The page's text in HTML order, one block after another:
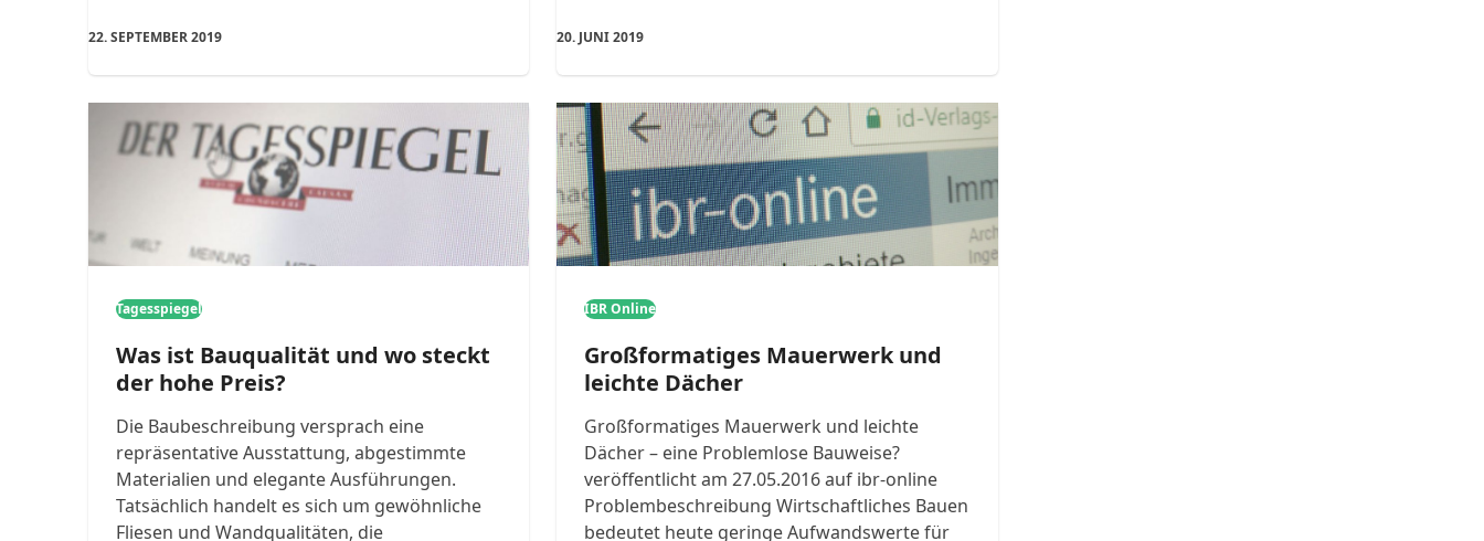
22. SEPTEMBER 2019 20. JUNI 2019
Tagesspiegel
Was ist Bauqualität und wo steckt
der hohe Preis?
Die Baubeschreibung versprach eine
repräsentative Ausstattung, abgestimmte
Materialien und elegante Ausführungen.
Tatsächlich handelt es sich um gewöhnliche
Fliesen und Wandqualitäten, die
IBR Online
Großformatiges Mauerwerk und
leichte Dächer
Großformatiges Mauerwerk und leichte
Dächer – eine Problemlose Bauweise?
veröffentlicht am 27.05.2016 auf ibr-online
Problembeschreibung Wirtschaftliches Bauen
bedeutet heute geringe Aufwandswerte für